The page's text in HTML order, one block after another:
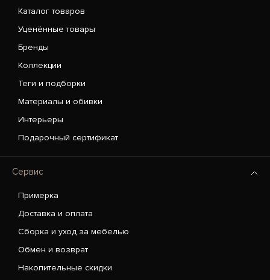
Каталог товаров
Уценённые товары
Бренды
Коллекции
Теги и подборки
Материалы и обивки
Интерьеры
Подарочный сертификат
Сервис
Примерка
Доставка и оплата
Сборка и уход за мебелью
Обмен и возврат
Накопительные скидки